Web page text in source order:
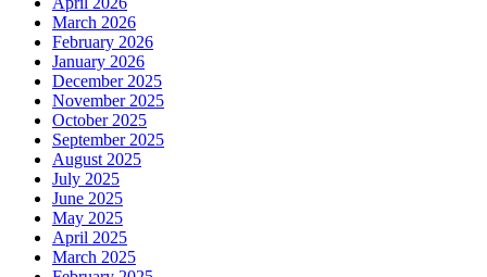
March 2026
February 2026
January 2026
December 2025
November 2025
October 2025
September 2025
August 2025
July 2025
June 2025
May 2025
April 2025
March 2025